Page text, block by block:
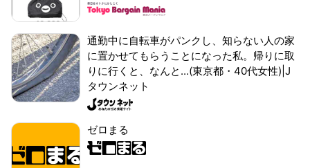
通勤中に自転車がパンクし、知らない人の家
に置かせてもらうことになった私。帰りに取
りに行くと、なんと...(東京都・40代女性)|J
タウンネット
ゼロまる